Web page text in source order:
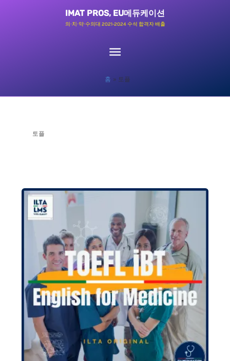
IMAT PROS, EU메듀케이션
의∙치∙약∙수의대 2021-2024 수석 합격자 배출
메
뉴
홈 토플
토플